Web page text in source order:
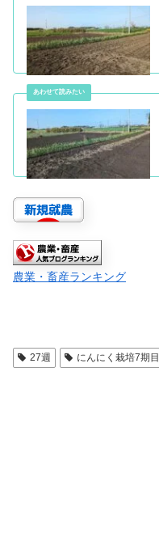
農業・畜産ランキング
27週 にんにく栽培7期目